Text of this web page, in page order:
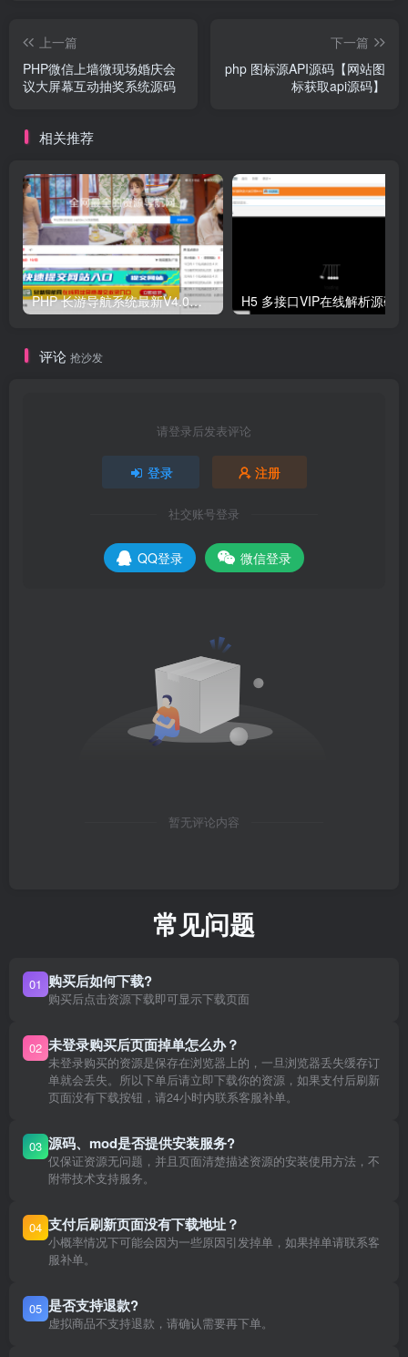
上一篇
PHP微信上墙微现场婚庆会
议大屏幕互动抽奖系统源码
下一篇
php 图标源API源码【网站图
标获取api源码】
相关推荐
PHP 长游导航系统最新V4.0开源可运营正版 源码 H5 多接口VIP在线解析源码
评论 抢沙发
请登录后发表评论
登录 注册
社交账号登录
QQ登录 微信登录
暂无评论内容
常见问题
01 购买后如何下载?
购买后点击资源下载即可显示下载页面
02 未登录购买后页面掉单怎么办？
未登录购买的资源是保存在浏览器上的，一旦浏览器丢失缓存订
单就会丢失。所以下单后请立即下载你的资源，如果支付后刷新
页面没有下载按钮，请24小时内联系客服补单。
03 源码、mod是否提供安装服务?
仅保证资源无问题，并且页面清楚描述资源的安装使用方法，不
附带技术支持服务。
04 支付后刷新页面没有下载地址？
小概率情况下可能会因为一些原因引发掉单，如果掉单请联系客
服补单。
05 是否支持退款?
虚拟商品不支持退款，请确认需要再下单。